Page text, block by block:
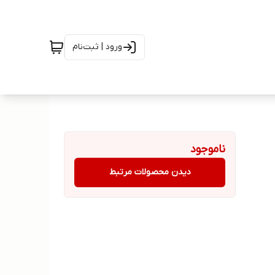
ورود | ثبت‌نام
ناموجود
دیدن محصولات مرتبط